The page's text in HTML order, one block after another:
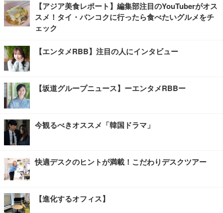
【アジア美食レポート】編集部注目のYouTuberがオス
スメ！タイ・バンコクに行ったら食べたいグルメをチ
ェック
【エンタメRBB】注目の人にインタビュー
【坂道グループニュース】ーエンタメRBBー
今観るべきオススメ「韓国ドラマ」
快適デスクのヒントが満載！こだわりデスクツアー
【進化するオフィス】